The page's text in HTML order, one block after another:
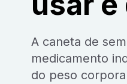
A caneta de semaglutida é um dispositivo utilizado para a aplicação subcutânea de semaglutida,
medicamento
do peso